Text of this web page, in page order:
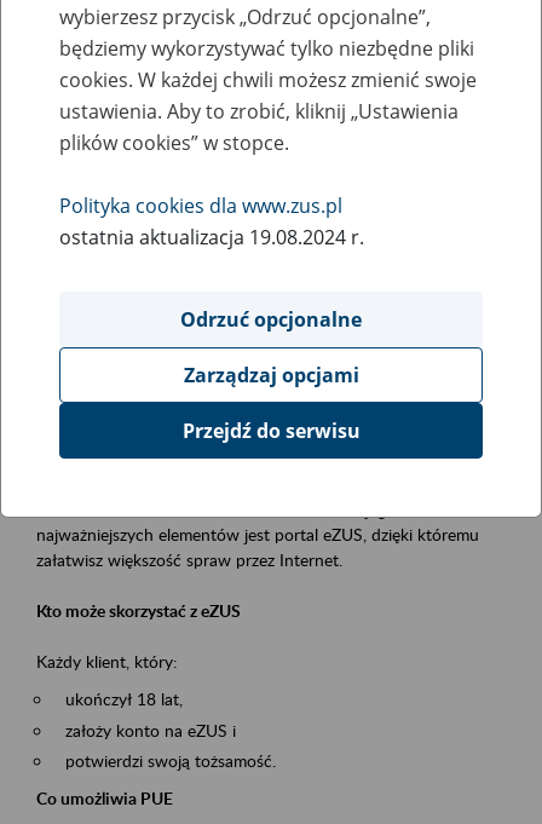
Zaproś ZUS do siebie - zakładanie profili
eZUS w siedzibie Twojej firmy
Rodzaj wydarzenia
Szkolenia
Obszar merytoryczny
obsługa klientów
Opis wydarzenia
Platforma Usług Elektronicznych ZUS eZUS
najważniejszych elementów jest portal eZUS, dzięki któremu
załatwisz większość spraw przez Internet.
Kto może skorzystać z eZUS
Każdy klient, który:
ukończył 18 lat,
założy konto na eZUS i
potwierdzi swoją tożsamość.
Co umożliwia PUE
wybierzesz przycisk „Odrzuć opcjonalne”,
będziemy wykorzystywać tylko niezbędne pliki
cookies. W każdej chwili możesz zmienić swoje
ustawienia. Aby to zrobić, kliknij „Ustawienia
plików cookies” w stopce.
Polityka cookies dla www.zus.pl
ostatnia aktualizacja 19.08.2024 r.
Odrzuć opcjonalne
Zarządzaj opcjami
Przejdź do serwisu